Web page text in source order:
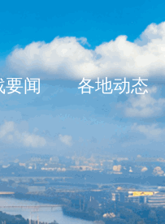
要闻 各地动态